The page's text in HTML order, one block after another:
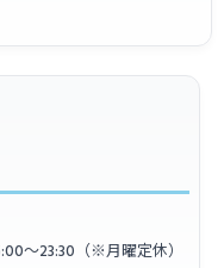
〜23:30（※月曜定休）